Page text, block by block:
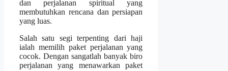
dan perjalanan spiritual yang
membutuhkan rencana dan persiapan
yang luas.
Salah satu segi terpenting dari haji
ialah memilih paket perjalanan yang
cocok. Dengan sangatlah banyak biro
perjalanan yang menawarkan paket